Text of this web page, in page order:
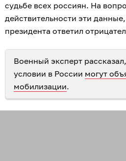
судьбе всех россиян. На
действительности эти
президента ответил
Военный эксперт
условии в России могут
мобилизации.